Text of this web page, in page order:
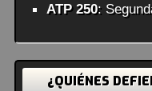
ATP 250:
¿QUIÉNES